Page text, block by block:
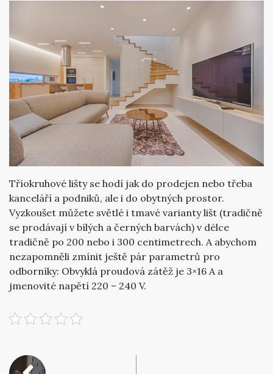
Tříokruhové lišty se hodí jak do prodejen nebo třeba
kanceláří a podniků, ale i do obytných prostor.
Vyzkoušet můžete světlé i tmavé varianty lišt (tradičně
se prodávají v bílých a černých barvách) v délce
tradičně po 200 nebo i 300 centimetrech. A abychom
nezapomněli zmínit ještě pár parametrů pro
odborníky: Obvyklá proudová zátěž je 3×16 A a
jmenovité napětí 220 – 240 V.